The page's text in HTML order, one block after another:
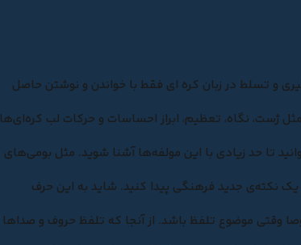
و تسلط در زبان کره‌ ای فقط با خواندن و نوشتن حاصل
ژست، نگاه، تعظیم، ابراز احساسات و حرکات لب کره‌ای‌ها
تا حد زیادی با این مولفه‌ها آشنا شوید. مثل بومی‌های
نکته‌ی جدید فرهنگی پیدا کنید. شاید به این حرف
وقتی موضوع تلفظ باشد. از آنجا که تلفظ حروف و صداها